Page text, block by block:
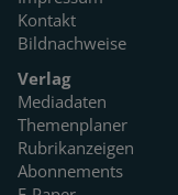
Kontakt
Bildnachweise
Verlag
Mediadaten
Themenplaner
Rubrikanzeigen
Abonnements